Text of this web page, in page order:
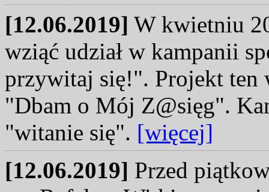
[12.06.2019] W kwietniu
wziąć udział w kampanii
przywitaj się!". Projekt ten
"Dbam o Mój Z@sięg".
"witanie się". [więcej]
[12.06.2019] Przed